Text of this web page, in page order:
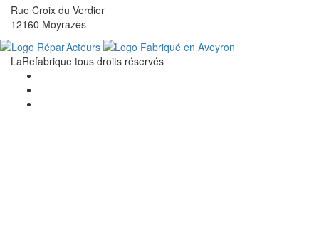
Rue Croix du Verdier
12160 Moyrazès
LaRefabrique tous droits réservés